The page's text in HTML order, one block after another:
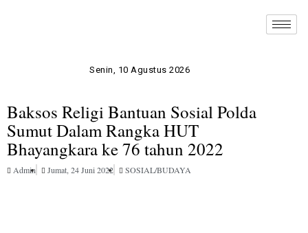
Senin, 10 Agustus 2026
Baksos Religi Bantuan Sosial Polda
Sumut Dalam Rangka HUT
Bhayangkara ke 76 tahun 2022
Admin Jumat, 24 Juni 2022 SOSIAL/BUDAYA